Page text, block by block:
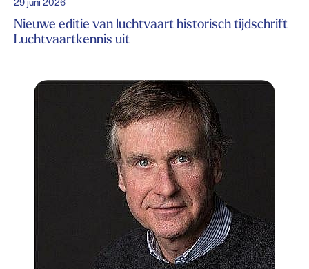
Nieuwe editie van luchtvaart historisch tijdschrift
Luchtvaartkennis uit